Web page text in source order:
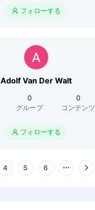
 フォローする
Adolf Van Der Walt
0
グループ
0
コンテンツ
 フォローする
4 5 6